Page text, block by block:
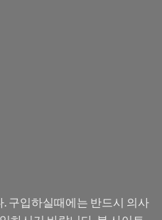
구입하실때에는 반드시 의사